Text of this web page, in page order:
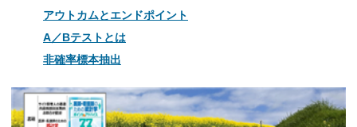
アウトカムとエンドポイント
A／Bテストとは
非確率標本抽出